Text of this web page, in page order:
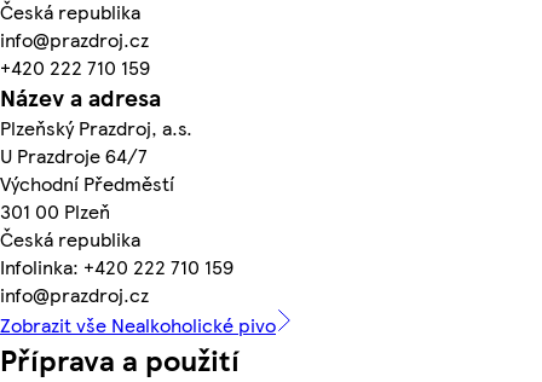
Česká republika
info@prazdroj.cz
+420 222 710 159
Název a adresa
Plzeňský Prazdroj, a.s.
U Prazdroje 64/7
Východní Předměstí
301 00 Plzeň
Česká republika
Infolinka: +420 222 710 159
info@prazdroj.cz
Zobrazit vše Nealkoholické pivo
Příprava a použití